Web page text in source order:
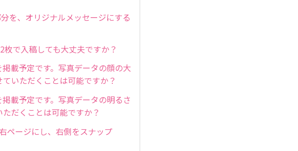
を、オリジナルメッセージにする
で入稿しても大丈夫ですか？
載予定です。写真データの顔の大
いただくことは可能ですか？
載予定です。写真データの明るさ
だくことは可能ですか？
ページにし、右側をスナップ